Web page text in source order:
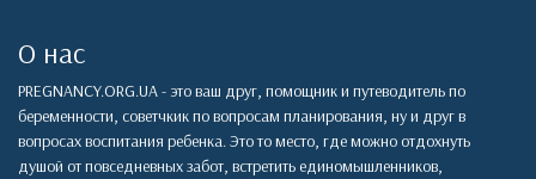
О нас
PREGNANCY.ORG.UA - это ваш друг, помощник и путеводитель по
беременности, советчкик по вопросам планирования, ну и друг в
вопросах воспитания ребенка. Это то место, где можно отдохнуть
душой от повседневных забот, встретить единомышленников,